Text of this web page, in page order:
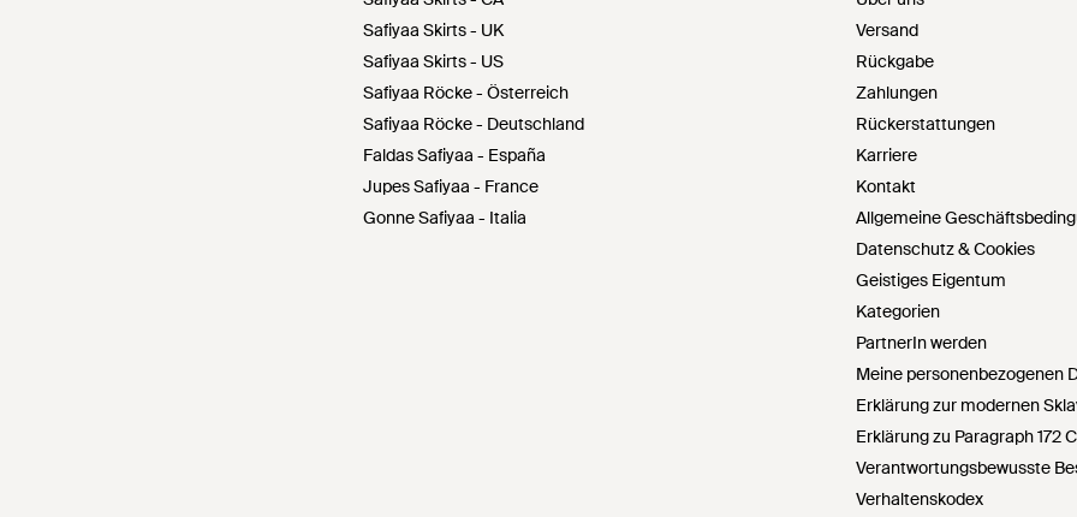
Safiyaa Skirts - UK
Safiyaa Skirts - US
Safiyaa Röcke - Österreich
Safiyaa Röcke - Deutschland
Faldas Safiyaa - España
Jupes Safiyaa - France
Gonne Safiyaa - Italia
Versand
Rückgabe
Zahlungen
Rückerstattungen
Karriere
Kontakt
Allgemeine
Datenschutz & Cookies
Geistiges Eigentum
Kategorien
PartnerIn werden
Meine personenbezogenen
Erklärung zur modernen
Erklärung zu Paragraph 172
Verantwortungsbewusste
Verhaltenskodex